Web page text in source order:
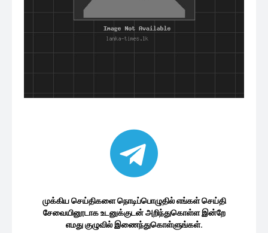
முக்கிய செய்திகளை நொடிப்பொழுதில் எங்கள் செய்தி
சேவையினூடாக உடனுக்குடன் அறிந்துகொள்ள இன்றே
எமது குழுவில் இணைந்துகொள்ளுங்கள்.